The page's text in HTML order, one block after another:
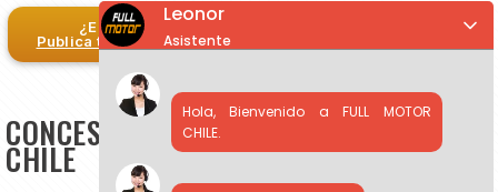
¿Eres automotora?
Publica tus autos en FullMotor
CONCESIONARIOS DE AUTOS USADOS EN
CHILE
Leonor
Asistente
Hola, Bienvenido a FULL MOTOR
CHILE.